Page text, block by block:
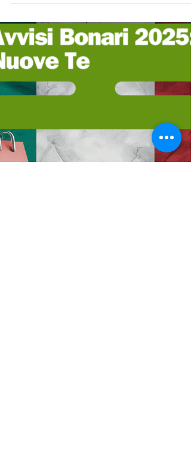
e Domicilio Fiscale in Italia 2024:
Una Guida Completa
La riforma fiscale del 2024 introduce nuovi criteri di
residenza fiscale e domicilio in Italia, coinvolgendo